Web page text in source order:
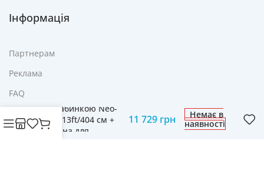
Інформація
Партнерам
Реклама
FAQ
та драбинкою Neo-
Sport 13ft/404 см +
машина для
бульбашок
11 729 грн
Немає в
наявності